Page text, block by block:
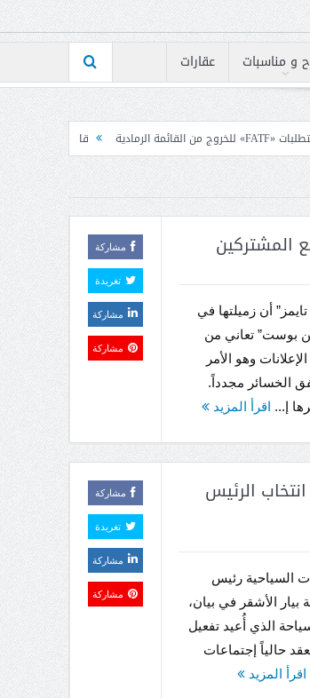
و مناسبات
عقارات
قانون الاعلام بين رئيس الكتائب ومجلس
المشتركين
أن زميلتها في
بوست” تعاني من
وهو الأمر
الخسائر مجدداً.
إ... اقرأ المزيد
مشاركة
تغريدة
مشاركة
مشاركة
الرئيس
السياحية رئيس
الأشقر في بيان،
الذي أُعيد تفعيل
12 عاماً يعقد حالياً إجتماعات
اقرأ المزيد
مشاركة
تغريدة
مشاركة
مشاركة